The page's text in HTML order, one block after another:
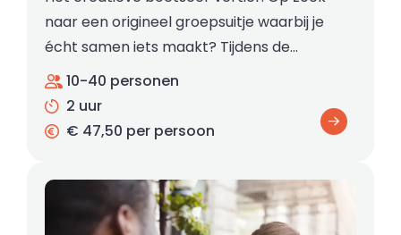
naar een origineel groepsuitje waarbij je
écht samen iets maakt? Tijdens de…
10-40 personen
2 uur
€ 47,50 per persoon